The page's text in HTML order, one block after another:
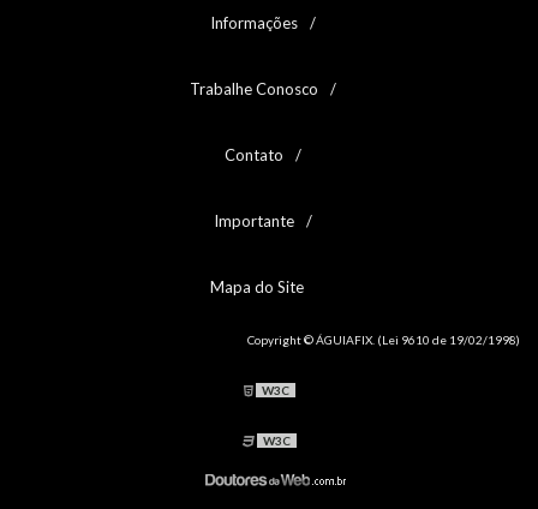
Informações
Trabalhe Conosco
Contato
Importante
Mapa do Site
Copyright © ÁGUIAFIX. (Lei 9610 de 19/02/1998)
W3C
W3C